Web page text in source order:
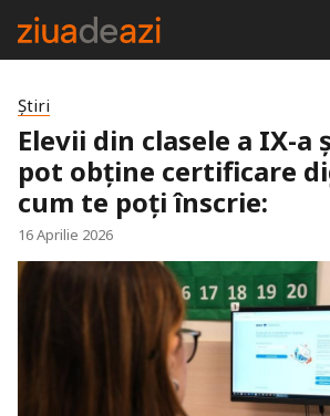
Știri
Elevii din clasele a IX-a
pot obține certificare
cum te poți înscrie:
16 Aprilie 2026